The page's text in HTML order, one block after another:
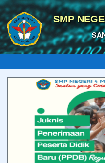
SMP